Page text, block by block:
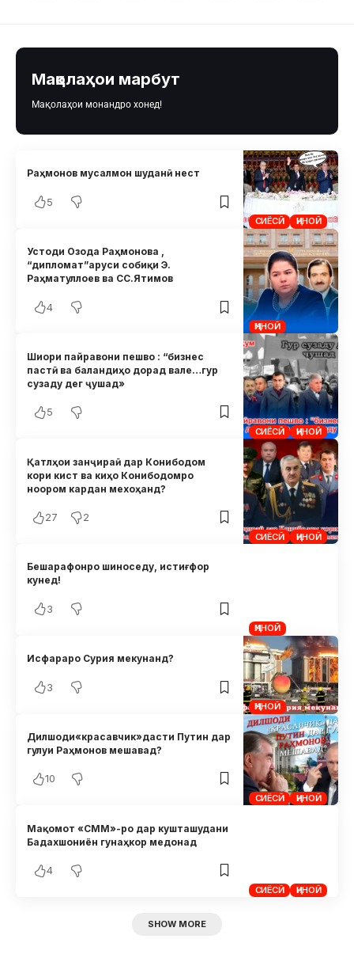
Мақолаҳои марбут
Мақолаҳои монандро хонед!
СИЁСӢ ҶИНОӢ
Раҳмонов мусалмон шуданӣ нест
5
ҶИНОӢ
Устоди Озода Раҳмонова ,
“дипломат”аруси собиқи Э.
Раҳматуллоев ва СС.Ятимов
4
СИЁСӢ ҶИНОӢ
Шиори пайравони пешво : “бизнес
пастӣ ва баландиҳо дорад вале…гур
сузаду дег ҷушад»
5
СИЁСӢ ҶИНОӢ
Қатлҳои занҷираӣ дар Конибодом
кори кист ва киҳо Конибодомро
ноором кардан мехоҳанд?
27 2
ҶИНОӢ
Бешарафонро шиноседу, истиғфор
кунед!
3
ҶИНОӢ
Исфараро Сурия мекунанд?
3
СИЁСӢ ҶИНОӢ
Дилшоди«красавчик»дасти Путин дар
гулуи Раҳмонов мешавад?
10
СИЁСӢ ҶИНОӢ
Мақомот «СММ»-ро дар кушташудани
Бадахшониён гунаҳкор медонад
4
SHOW MORE